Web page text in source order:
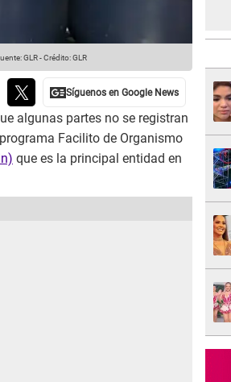
GLR-Crédito: GLR
algunas partes no se registran
Facilito de Organismo
que es la principal entidad en